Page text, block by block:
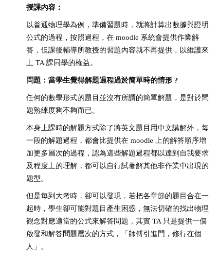
授課內容：
以普通物理學為例，準備習題時，就將計算出數據與證明
公式的過程，按照過程，在 moodle 系統會提供作業解
答，但課後輔導所教授的習題內容就不再提供，以維護來
上 TA 課同學的權益。
問題：當學生覺得解題過程過於簡單時的情形 ?
任何的數學形式的題目並沒有所謂的簡單解題，是對於問
題熟練度夠不夠而已。
本身上課時的解題方式除了將英文題目用中文講解外，每
一段的解題過程，都會比提供在 moodle 上的解答順序增
加更多層次的過程，認為這些解題過程都以達到自我要求
及程度上的理解，都可以自行試著解其他非作業中出現的
題型。
但是每到大考時，卻可以發現，若把各章節的題目合在一
起時，學生卻可能對題目產生困惑，無法切確的找出物理
觀念對應適當的公式來解答問題，其實 TA 只是提供一個
啟發和解答問題層次的方式，「師傅引進門，修行在個
人」。